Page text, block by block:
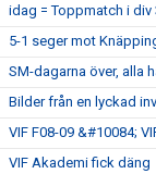
idag = Toppmatch i
5-1 seger mot
SM-dagarna över, alla
Bilder från en lyckad
VIF F08-09 &#10084;
VIF Akademi fick däng